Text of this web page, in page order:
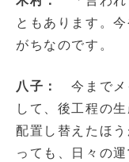
ともあります。
がちなのです。
八子：
今までメ
して、後工程の
配置し替えたほ
っても、日々の